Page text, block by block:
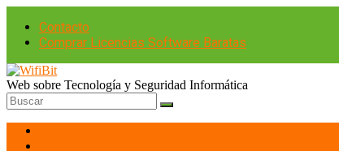
Contacto
Comprar Licencias Software Baratas
Web sobre Tecnología y Seguridad Informática